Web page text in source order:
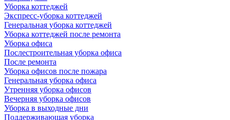
Уборка коттеджей
Экспресс-уборка коттеджей
Генеральная уборка коттеджей
Уборка коттеджей после ремонта
Уборка офиса
Послестроительная уборка офиса
После ремонта
Уборка офисов после пожара
Генеральная уборка офиса
Утренняя уборка офисов
Вечерняя уборка офисов
Уборка в выходные дни
Поддерживающая уборка